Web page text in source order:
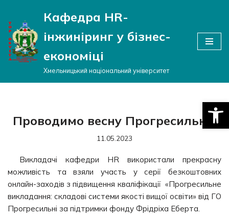
Перейти
до
вмісту
Кафедра HR-
інжиніринг у бізнес-
економіці
Хмельницький національний університет
Проводимо весну Прогресильно!
11.05.2023
Викладачі кафедри HR використали прекрасну
можливість та взяли участь у серії безкоштовних
онлайн-заходів з підвищення кваліфікації «Прогресильне
викладання: складові системи якості вищої освіти» від ГО
Прогресильні за підтримки фонду Фрідріха Еберта.